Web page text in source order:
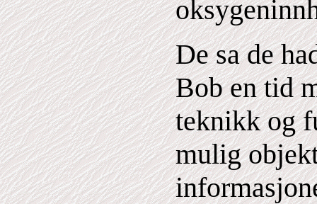
De sa de
Bob en tid
teknikk og
mulig